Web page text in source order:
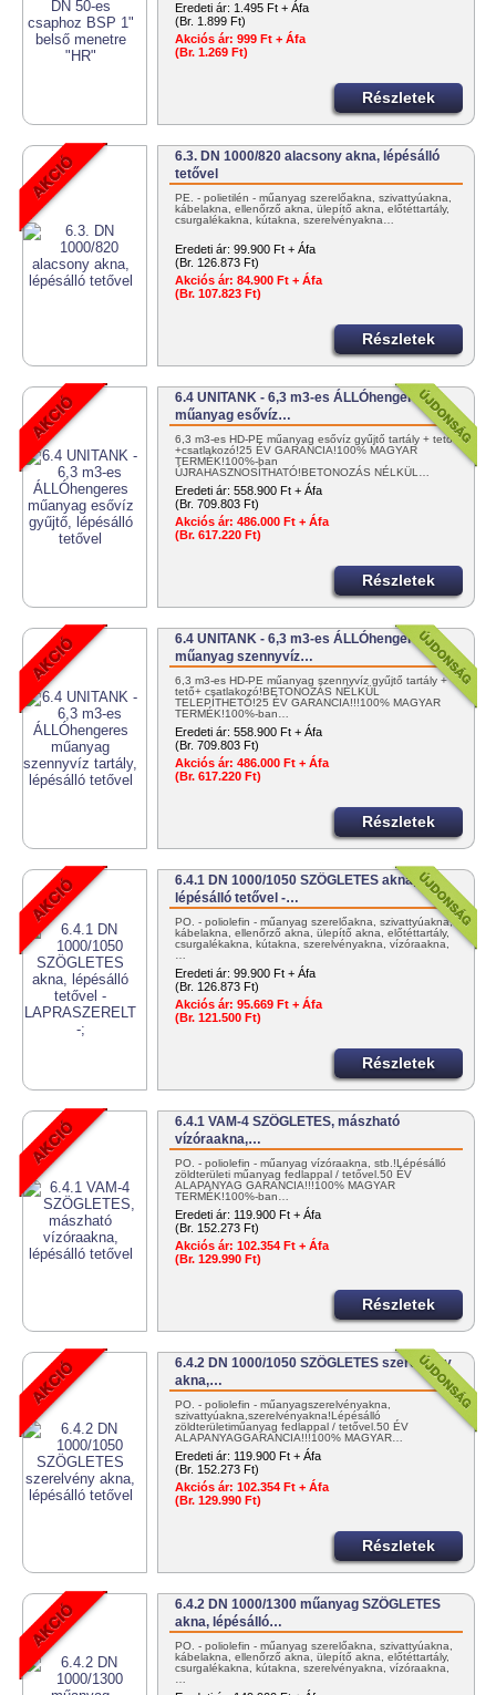
Eredeti ár: 1.495 Ft + Áfa
(Br. 1.899 Ft)
Akciós ár: 999 Ft + Áfa
(Br. 1.269 Ft)
Részletek
6.3. DN 1000/820 alacsony akna, lépésálló
tetővel
PE. - polietilén - műanyag szerelőakna, szivattyúakna,
kábelakna, ellenőrző akna, ülepítő akna, előtéttartály,
csurgalékakna, kútakna, szerelvényakna…
Eredeti ár: 99.900 Ft + Áfa
(Br. 126.873 Ft)
Akciós ár: 84.900 Ft + Áfa
(Br. 107.823 Ft)
Részletek
6.4 UNITANK - 6,3 m3-es ÁLLÓhengeres
műanyag esővíz…
6,3 m3-es HD-PE műanyag esővíz gyűjtő tartály + tető
+csatlakozó!25 ÉV GARANCIA!100% MAGYAR
TERMÉK!100%-ban
ÚJRAHASZNOSÍTHATÓ!BETONOZÁS NÉLKÜL…
Eredeti ár: 558.900 Ft + Áfa
(Br. 709.803 Ft)
Akciós ár: 486.000 Ft + Áfa
(Br. 617.220 Ft)
Részletek
6.4 UNITANK - 6,3 m3-es ÁLLÓhengeres
műanyag szennyvíz…
6,3 m3-es HD-PE műanyag szennyvíz gyűjtő tartály +
tető+ csatlakozó!BETONOZÁS NÉLKÜL
TELEPÍTHETŐ!25 ÉV GARANCIA!!!100% MAGYAR
TERMÉK!100%-ban…
Eredeti ár: 558.900 Ft + Áfa
(Br. 709.803 Ft)
Akciós ár: 486.000 Ft + Áfa
(Br. 617.220 Ft)
Részletek
6.4.1 DN 1000/1050 SZÖGLETES akna,
lépésálló tetővel -…
PO. - poliolefin - műanyag szerelőakna, szivattyúakna,
kábelakna, ellenőrző akna, ülepítő akna, előtéttartály,
csurgalékakna, kútakna, szerelvényakna, vízóraakna,
…
Eredeti ár: 99.900 Ft + Áfa
(Br. 126.873 Ft)
Akciós ár: 95.669 Ft + Áfa
(Br. 121.500 Ft)
Részletek
6.4.1 VAM-4 SZÖGLETES, mászható
vízóraakna,…
PO. - poliolefin - műanyag vízóraakna, stb.!Lépésálló
zöldterületi műanyag fedlappal / tetővel.50 ÉV
ALAPANYAG GARANCIA!!!100% MAGYAR
TERMÉK!100%-ban…
Eredeti ár: 119.900 Ft + Áfa
(Br. 152.273 Ft)
Akciós ár: 102.354 Ft + Áfa
(Br. 129.990 Ft)
Részletek
6.4.2 DN 1000/1050 SZÖGLETES szerelvény
akna,…
PO. - poliolefin - műanyagszerelvényakna,
szivattyúakna,szerelvényakna!Lépésálló
zöldterületiműanyag fedlappal / tetővel.50 ÉV
ALAPANYAGGARANCIA!!!100% MAGYAR…
Eredeti ár: 119.900 Ft + Áfa
(Br. 152.273 Ft)
Akciós ár: 102.354 Ft + Áfa
(Br. 129.990 Ft)
Részletek
6.4.2 DN 1000/1300 műanyag SZÖGLETES
akna, lépésálló…
PO. - poliolefin - műanyag szerelőakna, szivattyúakna,
kábelakna, ellenőrző akna, ülepítő akna, előtéttartály,
csurgalékakna, kútakna, szerelvényakna, vízóraakna,
…